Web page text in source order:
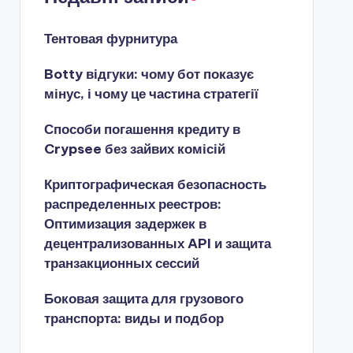
Тентовая фурнитура
Botty відгуки: чому бот показує
мінус, і чому це частина стратегії
Способи погашення кредиту в
Crypsee без зайвих комісій
Криптографическая безопасность
распределенных реестров:
Оптимизация задержек в
децентрализованных API и защита
транзакционных сессий
Боковая защита для грузового
транспорта: виды и подбор